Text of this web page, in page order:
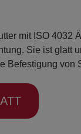
mit ISO 4032
Sie ist glatt
Befestigung von